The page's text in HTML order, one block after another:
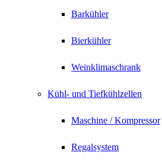
Barkühler
Bierkühler
Weinklimaschrank
Kühl- und Tiefkühlzellen
Maschine / Kompressor
Regalsystem